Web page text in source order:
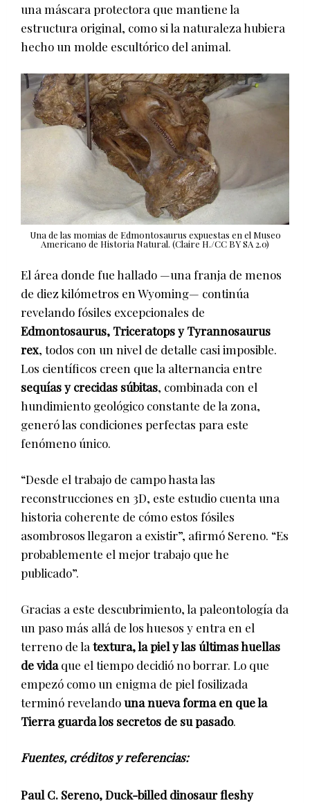
una máscara protectora que mantiene la
estructura original, como si la naturaleza hubiera
hecho un molde escultórico del animal.
Una de las momias de Edmontosaurus expuestas en el Museo
Americano de Historia Natural. (Claire H./CC BY SA 2.0)
El área donde fue hallado —una franja de menos
de diez kilómetros en Wyoming— continúa
revelando fósiles excepcionales de
Edmontosaurus, Triceratops y Tyrannosaurus
rex, todos con un nivel de detalle casi imposible.
Los científicos creen que la alternancia entre
sequías y crecidas súbitas, combinada con el
hundimiento geológico constante de la zona,
generó las condiciones perfectas para este
fenómeno único.
“Desde el trabajo de campo hasta las
reconstrucciones en 3D, este estudio cuenta una
historia coherente de cómo estos fósiles
asombrosos llegaron a existir”, afirmó Sereno. “Es
probablemente el mejor trabajo que he
publicado”.
Gracias a este descubrimiento, la paleontología da
un paso más allá de los huesos y entra en el
terreno de la textura, la piel y las últimas huellas
de vidaque el tiempo decidió no borrar. Lo que
empezó como un enigma de piel fosilizada
terminó revelandouna nueva forma en que la
Tierra guarda los secretos de su pasado.
Fuentes, créditos y referencias:
Paul C. Sereno, Duck-billed dinosaur fleshy